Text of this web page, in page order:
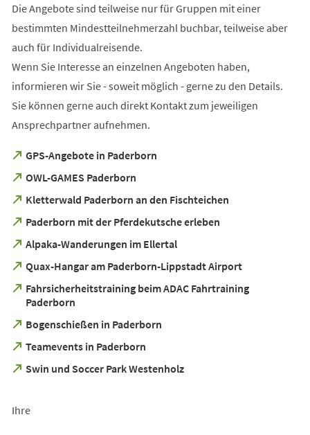
Die Angebote sind teilweise nur für Gruppen mit einer
bestimmten Mindestteilnehmerzahl buchbar, teilweise aber
auch für Individualreisende.
Wenn Sie Interesse an einzelnen Angeboten haben,
informieren wir Sie - soweit möglich - gerne zu den Details.
Sie können gerne auch direkt Kontakt zum jeweiligen
Ansprechpartner aufnehmen.
GPS-Angebote in Paderborn
(Öffnet
einem
neuen
OWL-GAMES Paderborn
(Öffnet
einem
neuen
Kletterwald Paderborn an den Fischteichen
(Öffnet
einem
neuen
Paderborn mit der Pferdekutsche erleben
(Öffnet
einem
neuen
Tab)
Alpaka-Wanderungen im Ellertal
(Öffnet
einem
neuen
Tab)
Quax-Hangar am Paderborn-Lippstadt Airport
(Öffnet
einem
neuen
Tab)
Fahrsicherheitstraining beim ADAC Fahrtraining
Paderborn
(Öffnet
einem
neuen
Bogenschießen in Paderborn
(Öffnet
einem
neuen
Teamevents in Paderborn
(Öffnet
einemSwin und Soccer Park Westenholz
(Öffnet
neuen
Ihre